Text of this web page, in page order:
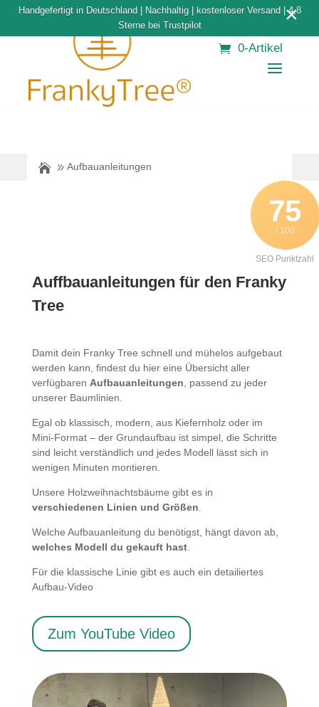
Handgefertigt in Deutschland | Nachhaltig | kostenloser Versand | 4,8
Sterne bei Trustpilot
×
0-Artikel
Aufbauanleitungen
75
/ 100
SEO Punktzahl
Auffbauanleitungen für den Franky
Tree
Damit dein Franky Tree schnell und mühelos aufgebaut
werden kann, findest du hier eine Übersicht aller
verfügbaren Aufbauanleitungen , passend zu jeder
unserer Baumlinien.
Egal ob klassisch, modern, aus Kiefernholz oder im
Mini-Format – der Grundaufbau ist simpel, die Schritte
sind leicht verständlich und jedes Modell lässt sich in
wenigen Minuten montieren.
Unsere Holzweihnachtsbäume gibt es in
verschiedenen Linien und Größen
Welche Aufbauanleitung du benötigst, hängt davon ab,
welches Modell du gekauft hast.
Für die klassische Linie gibt es auch ein detailiertes
Aufbau-Video
Zum YouTube Video